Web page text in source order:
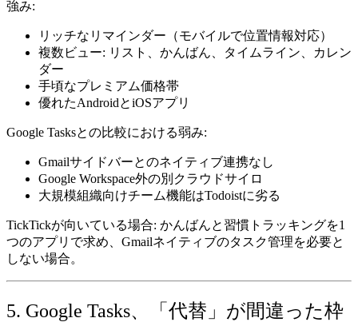
強み:
リッチなリマインダー（モバイルで位置情報対応）
複数ビュー: リスト、かんばん、タイムライン、カレン
ダー
手頃なプレミアム価格帯
優れたAndroidとiOSアプリ
Google Tasksとの比較における弱み:
Gmailサイドバーとのネイティブ連携なし
Google Workspace外の別クラウドサイロ
大規模組織向けチーム機能はTodoistに劣る
TickTickが向いている場合: かんばんと習慣トラッキングを1
つのアプリで求め、Gmailネイティブのタスク管理を必要と
しない場合。
5. Google Tasks、「代替」が間違った枠